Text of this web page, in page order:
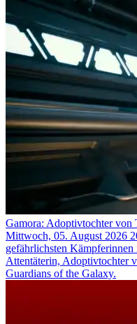
Gamora: Adoptivtochter von
Mittwoch, 05. August 2026
gefährlichsten
Attentäterin, Adoptivtochter
Guardians of the Galaxy.